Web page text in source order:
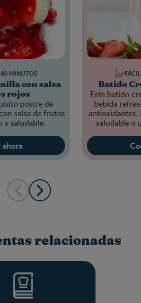
con salsa
rojos
postre de
salsa de frutos
y saludable.
40 MINUTOS
Batido
Este batido
bebida
antioxidantes.
saludable o
FÁCIL
relacionadas